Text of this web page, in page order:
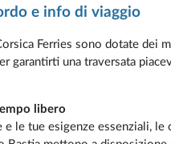
e info di viaggio
Ferries sono dotate dei
garantirti una traversata
libero
e le tue esigenze essenziali, le